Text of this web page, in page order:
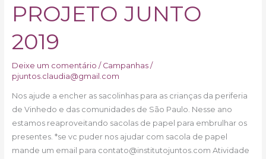
PROJETO JUNTO
2019
Deixe um comentário / Campanhas/
pjuntos.claudia@gmail.com
Nos ajude a encher as sacolinhas para as crianças da periferia
de Vinhedo e das comunidades de São Paulo. Nesse ano
estamos reaproveitando sacolas de papel para embrulhar os
presentes. *se vc puder nos ajudar com sacola de papel
mande um email para contato@institutojuntos.com Atividade